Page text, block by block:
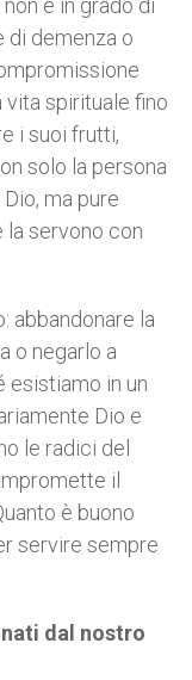
è in grado di
di demenza o
vita spirituale fino
i suoi frutti,
solo la persona
ma pure
la servono con
abbandonare la
o negarlo a
esistiamo in un
Dio e
le radici del
il
è buono
servire sempre
dal nostro